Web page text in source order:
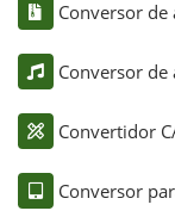
Conversor de
Conversor de
Convertidor
Conversor